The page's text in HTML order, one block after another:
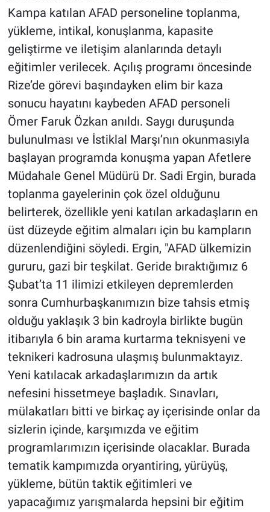
Kampa katılan AFAD personeline toplanma,
yükleme, intikal, konuşlanma, kapasite
geliştirme ve iletişim alanlarında detaylı
eğitimler verilecek. Açılış programı öncesinde
Rize’de görevi başındayken elim bir kaza
sonucu hayatını kaybeden AFAD personeli
Ömer Faruk Özkan anıldı. Saygı duruşunda
bulunulması ve İstiklal Marşı’nın okunmasıyla
başlayan programda konuşma yapan Afetlere
Müdahale Genel Müdürü Dr. Sadi Ergin, burada
toplanma gayelerinin çok özel olduğunu
belirterek, özellikle yeni katılan arkadaşların en
üst düzeyde eğitim almaları için bu kampların
düzenlendiğini söyledi. Ergin, "AFAD ülkemizin
gururu, gazi bir teşkilat. Geride bıraktığımız 6
Şubat’ta 11 ilimizi etkileyen depremlerden
sonra Cumhurbaşkanımızın bize tahsis etmiş
olduğu yaklaşık 3 bin kadroyla birlikte bugün
itibarıyla 6 bin arama kurtarma teknisyeni ve
teknikeri kadrosuna ulaşmış bulunmaktayız.
Yeni katılacak arkadaşlarımızın da artık
nefesini hissetmeye başladık. Sınavları,
mülakatları bitti ve birkaç ay içerisinde onlar da
sizlerin içinde, karşımızda ve eğitim
programlarımızın içerisinde olacaklar. Burada
tematik kampımızda oryantiring, yürüyüş,
yükleme, bütün taktik eğitimleri ve
yapacağımız yarışmalarda hepsini bir eğitim